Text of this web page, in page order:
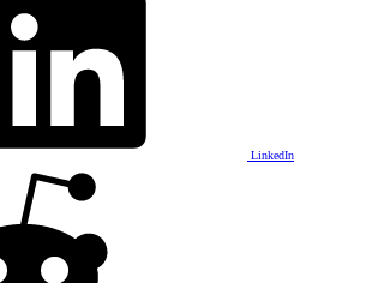
LinkedIn